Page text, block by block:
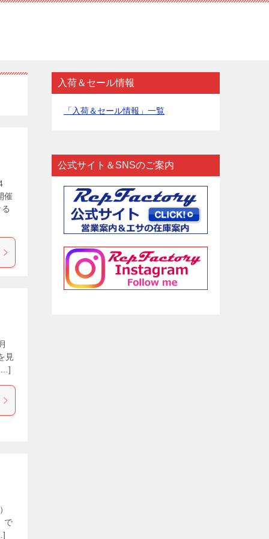
催
見
で
入荷＆セール情報
「入荷＆セール情報」一覧
公式サイト＆SNSのご案内